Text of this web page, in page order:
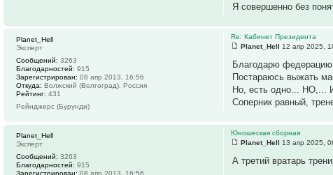
Я совершенно без
Re: Кабинет Президента
Planet_Hell 12 апр 2025,
Благодарю федерацию
Постараюсь выжать
Но, есть одно... НО,...
Соперник равный,
Planet_Hell
Эксперт
Сообщений: 3263
Благодарностей: 915
Зарегистрирован: 08 апр 2013, 16:56
Откуда: Волжский (Волгоград), Россия
Рейтинг: 431
Рейнджерс (Бурунди)
Юношеская сборная
Planet_Hell 13 апр 2025,
А третий вратарь
Planet_Hell
Эксперт
Сообщений: 3263
Благодарностей: 915
Зарегистрирован: 08 апр 2013, 16:56